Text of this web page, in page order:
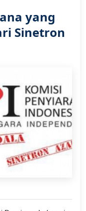
yang
Sinetron